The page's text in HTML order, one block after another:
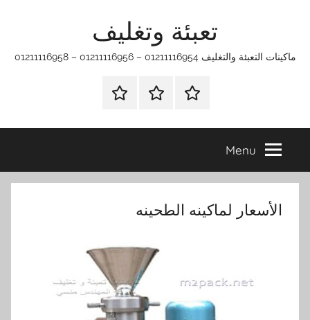
تعبئة وتغليف
ماكينات التعبئة والتغليف 01211116954 – 01211116956 – 01211116958
الرئيسيةماكينات
وتغليف
اتـصـل
في
التي
Menu
الأسعار لماكينه الطحينه